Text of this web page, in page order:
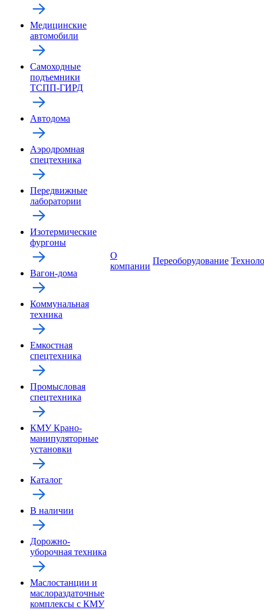
Медицинские
автомобили
Самоходные
подъемники
ТСПП-ГИРД
Автодома
Аэродромная
спецтехника
Передвижные
лаборатории
Изотермические
фургоны
Вагон-дома
Коммунальная
техника
Емкостная
спецтехника
Промысловая
спецтехника
КМУ Крано-
манипуляторные
установки
Каталог
В наличии
Дорожно-
уборочная техника
Маслостанции и
маслораздаточные
комплексы с КМУ
О
компании
Переоборудование